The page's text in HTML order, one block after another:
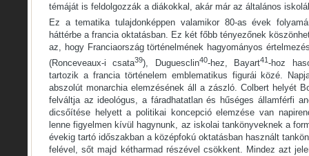
témáját is feldolgozzák a diákokkal, akár már az általános
Ez a tematika tulajdonképpen valamikor 80-as évek
háttérbe a francia oktatásban. Ez két főbb tényezőnek
az, hogy Franciaország történelmének hagyományos
(Ronceveaux-i csata39), Duguesclin40-hez, Bayart41-hoz
tartozik a francia történelem emblematikus figurái közé.
abszolút monarchia elemzésének áll a zászló. Colbert helyét
felváltja az ideológus, a fáradhatatlan és hűséges államférfi
dicsőítése helyett a politikai koncepció elemzése van
lenne figyelmen kívül hagynunk, az iskolai tankönyveknek a
évekig tartó időszakban a középfokú oktatásban használt
felével, sőt majd kétharmad részével csökkent. Mindez azt